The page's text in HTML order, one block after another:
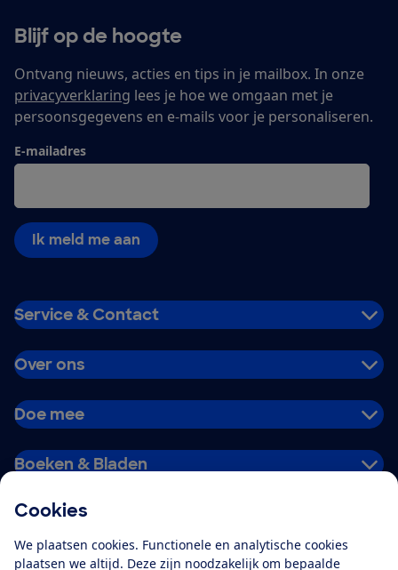
Cookies
We plaatsen cookies. Functionele en analytische cookies
plaatsen we altijd. Deze zijn noodzakelijk om bepaalde
Blijf op de hoogte
Ontvang nieuws, acties en tips in je mailbox. In onze
privacyverklaring lees je hoe we omgaan met je
persoonsgegevens en e-mails voor je personaliseren.
E-mailadres
Ik meld me aan
Service & Contact
Over ons
Doe mee
Boeken & Bladen